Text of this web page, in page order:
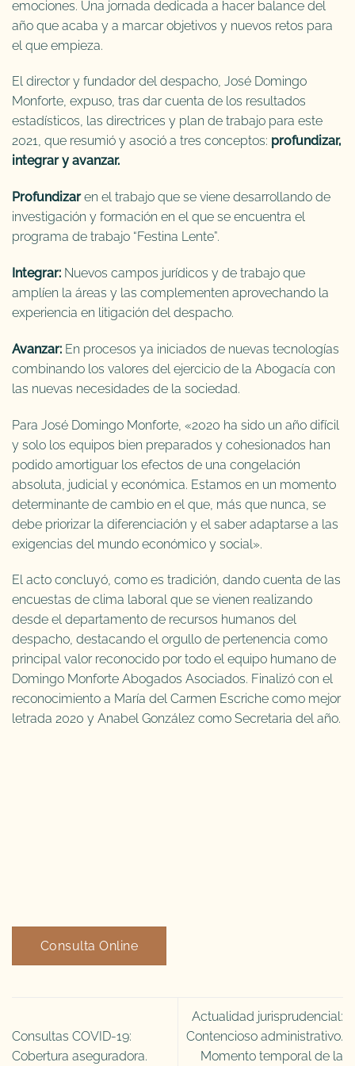
emociones. Una jornada dedicada a hacer balance del
año que acaba y a marcar objetivos y nuevos retos para
el que empieza.
El director y fundador del despacho, José Domingo
Monforte, expuso, tras dar cuenta de los resultados
estadísticos, las directrices y plan de trabajo para este
2021, que resumió y asoció a tres conceptos: profundizar,
integrar y avanzar.
Profundizaren el trabajo que se viene desarrollando de
investigación y formación en el que se encuentra el
programa de trabajo “Festina Lente”.
Integrar: Nuevos campos jurídicos y de trabajo que
amplíen la áreas y las complementen aprovechando la
experiencia en litigación del despacho.
Avanzar: En procesos ya iniciados de nuevas tecnologías
combinando los valores del ejercicio de la Abogacía con
las nuevas necesidades de la sociedad.
Para José Domingo Monforte, «2020 ha sido un año difícil
y solo los equipos bien preparados y cohesionados han
podido amortiguar los efectos de una congelación
absoluta, judicial y económica. Estamos en un momento
determinante de cambio en el que, más que nunca, se
debe priorizar la diferenciación y el saber adaptarse a las
exigencias del mundo económico y social».
El acto concluyó, como es tradición, dando cuenta de las
encuestas de clima laboral que se vienen realizando
desde el departamento de recursos humanos del
despacho, destacando el orgullo de pertenencia como
principal valor reconocido por todo el equipo humano de
Domingo Monforte Abogados Asociados. Finalizó con el
reconocimiento a María del Carmen Escriche como mejor
letrada 2020 y Anabel González como Secretaria del año.
Consulta Online
Consultas COVID-19:
Cobertura aseguradora.
Actualidad jurisprudencial:
Contencioso administrativo.
Momento temporal de la